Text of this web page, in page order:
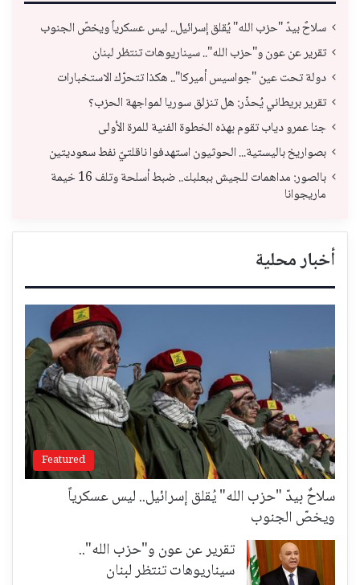
سلاحٌ بيدّ "حزب الله" يُقلق إسرائيل.. ليس عسكرياً ويخصّ الجنوب
تقرير عن عون و"حزب الله".. سيناريوهات تنتظر لبنان
دولة تحت عين "جواسيس أميركا".. هكذا تتحرّك الاستخبارات
تقرير بريطاني يُحذّر: هل تنزلق سوريا لمواجهة الحزب؟
جنا عمرو دياب تقوم بهذه الخطوة الفنية للمرة الأولى
بصواريخ باليستية... الحوثيون استهدفوا ناقلتيّ نفط سعوديتين
بالصور: مداهمات للجيش ببعلبك.. ضبط أسلحة وتلف 16 خيمة
ماريجوانا
أخبار محلية
Featured
سلاحٌ بيدّ "حزب الله" يُقلق إسرائيل.. ليس عسكرياً
ويخصّ الجنوب
تقرير عن عون و"حزب الله"..
سيناريوهات تنتظر لبنان